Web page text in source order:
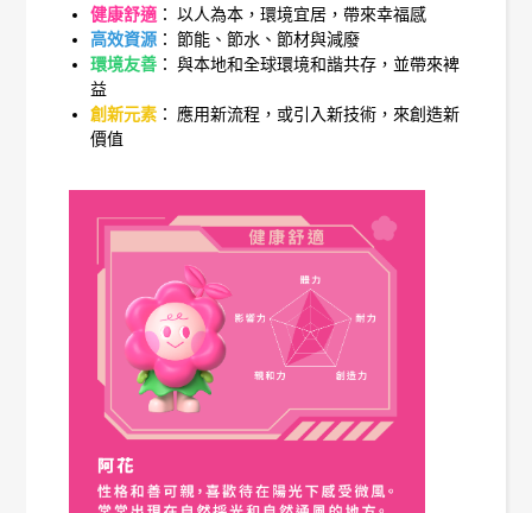
健康舒適 ： 以人為本，環境宜居，帶來幸福感
高效資源 ： 節能、節水、節材與減廢
環境友善 ： 與本地和全球環境和諧共存，並帶來裨
益
創新元素 ： 應用新流程，或引入新技術，來創造新
價值